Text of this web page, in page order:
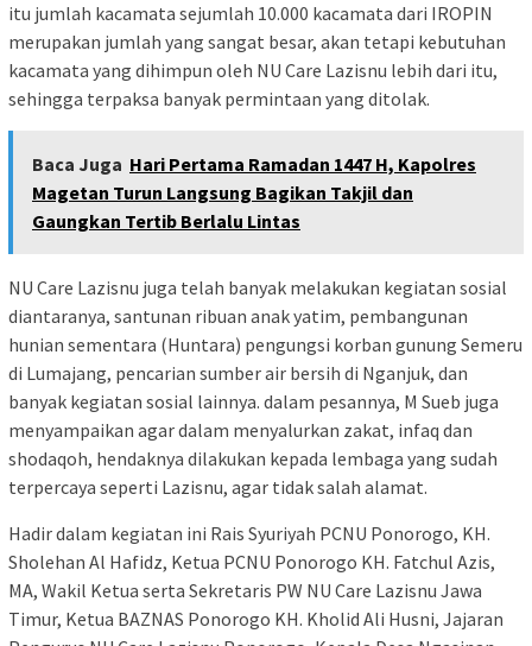
itu jumlah kacamata sejumlah 10.000 kacamata dari IROPIN
merupakan jumlah yang sangat besar, akan tetapi kebutuhan
kacamata yang dihimpun oleh NU Care Lazisnu lebih dari itu,
sehingga terpaksa banyak permintaan yang ditolak.
Baca Juga Hari Pertama Ramadan 1447 H, Kapolres
Magetan Turun Langsung Bagikan Takjil dan
Gaungkan Tertib Berlalu Lintas
NU Care Lazisnu juga telah banyak melakukan kegiatan sosial
diantaranya, santunan ribuan anak yatim, pembangunan
hunian sementara (Huntara) pengungsi korban gunung Semeru
di Lumajang, pencarian sumber air bersih di Nganjuk, dan
banyak kegiatan sosial lainnya. dalam pesannya, M Sueb juga
menyampaikan agar dalam menyalurkan zakat, infaq dan
shodaqoh, hendaknya dilakukan kepada lembaga yang sudah
terpercaya seperti Lazisnu, agar tidak salah alamat.
Hadir dalam kegiatan ini Rais Syuriyah PCNU Ponorogo, KH.
Sholehan Al Hafidz, Ketua PCNU Ponorogo KH. Fatchul Azis,
MA, Wakil Ketua serta Sekretaris PW NU Care Lazisnu Jawa
Timur, Ketua BAZNAS Ponorogo KH. Kholid Ali Husni, Jajaran